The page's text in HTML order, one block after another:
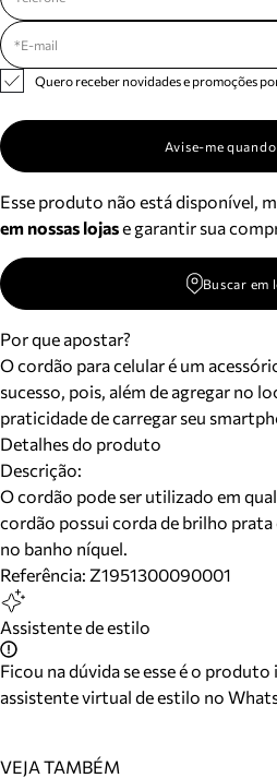
Quero receber novidades e promoções
Avise-me
Esse produto não está disponível,
em nossas lojase garantir sua
Buscar em
Por que apostar?
O cordão para celular é um
sucesso, pois, além de agregar no
praticidade de carregar seu
Detalhes do produto
Descrição:
O cordão pode ser utilizado em
cordão possui corda de brilho
no banho níquel.
Referência: Z1951300090001
Assistente de estilo
Ficou na dúvida se esse é o produto
assistente virtual de estilo no
VEJA TAMBÉM